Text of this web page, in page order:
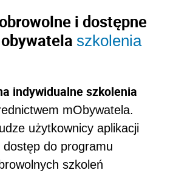
i dostępne
szkolenia
indywidualne szkolenia
mObywatela.
użytkownicy aplikacji
do programu
szkoleń